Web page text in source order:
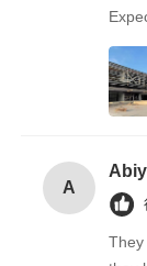
Expected, And The
Really Impressed Us — Solid And
Throughout. We’re
Supplier To Some Of
A
Abiy